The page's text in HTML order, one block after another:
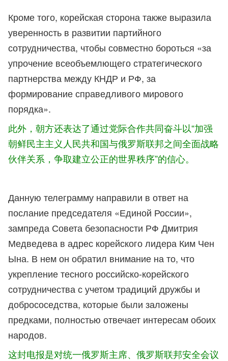
Кроме того, корейская сторона также выразила
уверенность в развитии партийного
сотрудничества, чтобы совместно бороться «за
упрочение всеобъемлющего стратегического
партнерства между КНДР и РФ, за
формирование справедливого мирового
порядка».
此外，朝方还表达了通过党际合作共同奋斗以“加强
朝鲜民主主义人民共和国与俄罗斯联邦之间全面战略
伙伴关系，争取建立公正的世界秩序”的信心。
Данную телеграмму направили в ответ на
послание председателя «Единой России»,
зампреда Совета безопасности РФ Дмитрия
Медведева в адрес корейского лидера Ким Чен
Ына. В нем он обратил внимание на то, что
укрепление тесного российско-корейского
сотрудничества с учетом традиций дружбы и
добрососедства, которые были заложены
предками, полностью отвечает интересам обоих
народов.
这封电报是对统一俄罗斯主席、俄罗斯联邦安全会议